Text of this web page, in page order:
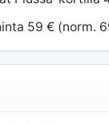
59 € (norm.